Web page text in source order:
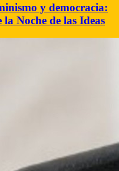
y democracia:
Noche de las Ideas